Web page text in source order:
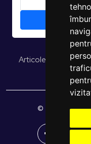
Articole și opinii
© 2026